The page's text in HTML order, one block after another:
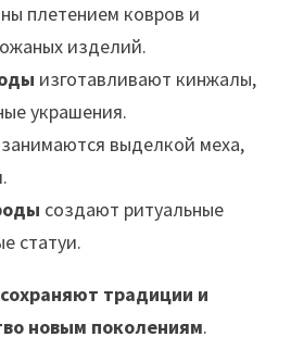
плетением ковров и
изделий.
изготавливают кинжалы,
украшения.
занимаются выделкой меха,
создают ритуальные
статуи.
сохраняют традиции и
новым поколениям.